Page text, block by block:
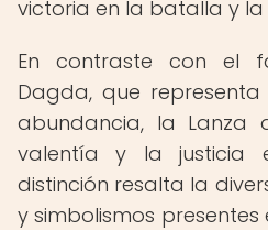
victoria en la batalla y
En contraste con el
Dagda, que
abundancia, la Lanza
valentía y la justicia
distinción resalta la
y simbolismos